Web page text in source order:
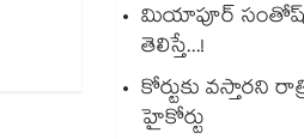
మియాపూర్ సంతోష్
తెలిస్తే...!
కోర్టుకు వస్తారని
హైకోర్టు